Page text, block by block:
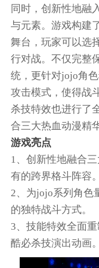
同时，创新性地融
与元素。游戏构建
舞台，玩家可以选
行对战。不仅完整
统，更针对jojo角
攻击模式，使得战
杀技特效也进行了
合三大热血动漫精
游戏亮点
1、创新性地融合
有的跨界格斗阵容。
2、为jojo系列角色
的独特战斗方式。
3、技能特效全面
酷必杀技演出动画。